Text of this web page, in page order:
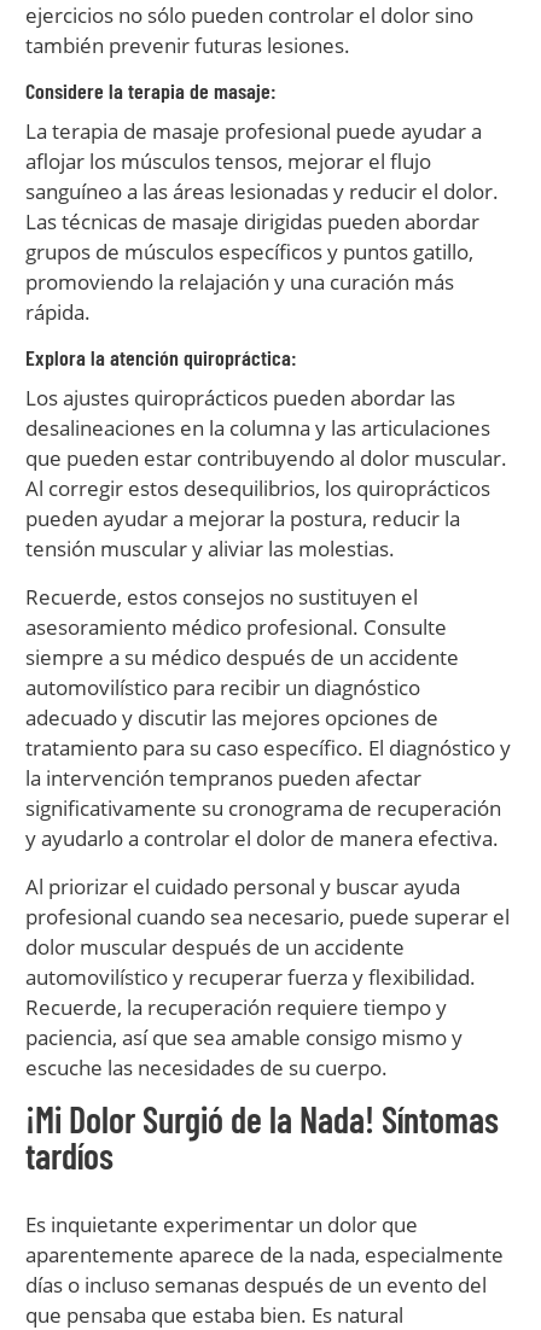
ejercicios no sólo pueden controlar el dolor sino
también prevenir futuras lesiones.
Considere la terapia de masaje:
La terapia de masaje profesional puede ayudar a
aflojar los músculos tensos, mejorar el flujo
sanguíneo a las áreas lesionadas y reducir el dolor.
Las técnicas de masaje dirigidas pueden abordar
grupos de músculos específicos y puntos gatillo,
promoviendo la relajación y una curación más
rápida.
Explora la atención quiropráctica:
Los ajustes quiroprácticos pueden abordar las
desalineaciones en la columna y las articulaciones
que pueden estar contribuyendo al dolor muscular.
Al corregir estos desequilibrios, los quiroprácticos
pueden ayudar a mejorar la postura, reducir la
tensión muscular y aliviar las molestias.
Recuerde, estos consejos no sustituyen el
asesoramiento médico profesional. Consulte
siempre a su médico después de un accidente
automovilístico para recibir un diagnóstico
adecuado y discutir las mejores opciones de
tratamiento para su caso específico. El diagnóstico y
la intervención tempranos pueden afectar
significativamente su cronograma de recuperación
y ayudarlo a controlar el dolor de manera efectiva.
Al priorizar el cuidado personal y buscar ayuda
profesional cuando sea necesario, puede superar el
dolor muscular después de un accidente
automovilístico y recuperar fuerza y flexibilidad.
Recuerde, la recuperación requiere tiempo y
paciencia, así que sea amable consigo mismo y
escuche las necesidades de su cuerpo.
¡Mi Dolor Surgió de la Nada! Síntomas
tardíos
Es inquietante experimentar un dolor que
aparentemente aparece de la nada, especialmente
días o incluso semanas después de un evento del
que pensaba que estaba bien. Es natural